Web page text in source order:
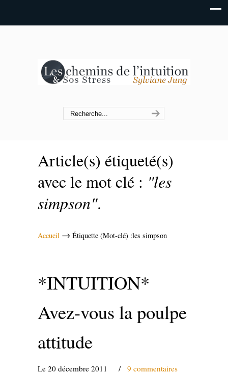
Article(s) étiqueté(s)
avec le mot clé : "les
simpson".
Accueil → Étiquette (Mot-clé) :les simpson
*INTUITION*
Avez-vous la poulpe
attitude
Le 20 décembre 2011 / 9 commentaires